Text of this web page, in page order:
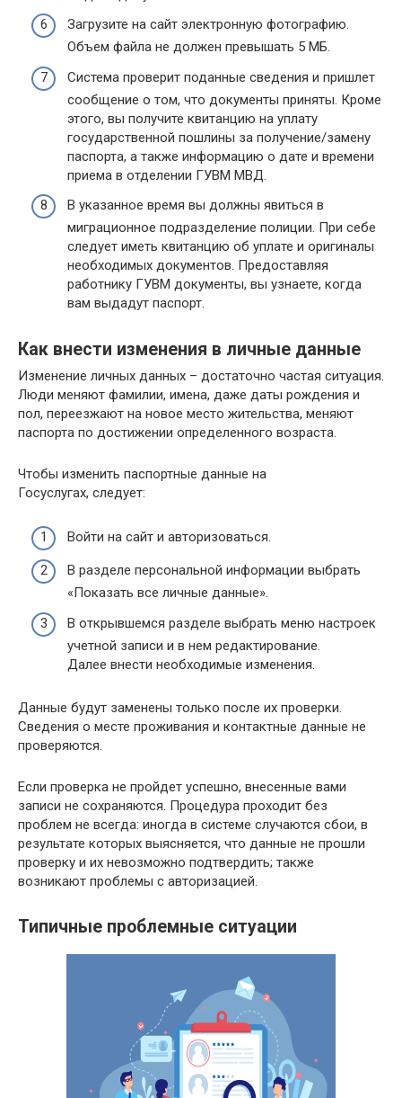
Загрузите на сайт электронную фотографию.
Объем файла не должен превышать 5 МБ.
Система проверит поданные сведения и пришлет
сообщение о том, что документы приняты. Кроме
этого, вы получите квитанцию на уплату
государственной пошлины за получение/замену
паспорта, а также информацию о дате и времени
приема в отделении ГУВМ МВД.
В указанное время вы должны явиться в
миграционное подразделение полиции. При себе
следует иметь квитанцию об уплате и оригиналы
необходимых документов. Предоставляя
работнику ГУВМ документы, вы узнаете, когда
вам выдадут паспорт.
Как внести изменения в личные данные
Изменение личных данных – достаточно частая ситуация.
Люди меняют фамилии, имена, даже даты рождения и
пол, переезжают на новое место жительства, меняют
паспорта по достижении определенного возраста.
Чтобы изменить паспортные данные на
Госуслугах, следует:
Войти на сайт и авторизоваться.
В разделе персональной информации выбрать
«Показать все личные данные».
В открывшемся разделе выбрать меню настроек
учетной записи и в нем редактирование.
Далее внести необходимые изменения.
Данные будут заменены только после их проверки.
Сведения о месте проживания и контактные данные не
проверяются.
Если проверка не пройдет успешно, внесенные вами
записи не сохраняются. Процедура проходит без
проблем не всегда: иногда в системе случаются сбои, в
результате которых выясняется, что данные не прошли
проверку и их невозможно подтвердить; также
возникают проблемы с авторизацией.
Типичные проблемные ситуации